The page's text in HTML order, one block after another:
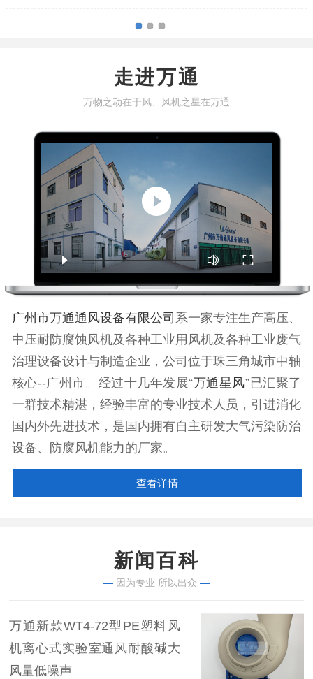
走进万通
— 万物之动在于风、风机之星在万通 —
广州市万通通风设备有限公司 系一家专注生产高压、
中压耐防腐蚀风机及各种工业用风机及各种工业废气
治理设备设计与制造企业，公司位于珠三角城市中轴
核心--广州市。经过十几年发展“万通星风”已汇聚了
一群技术精湛，经验丰富的专业技术人员，引进消化
国内外先进技术，是国内拥有自主研发大气污染防治
设备、防腐风机能力的厂家。
查看详情
新闻百科
— 因为专业 所以出众 —
万通新款WT4-72型PE塑料风
机离心式实验室通风耐酸碱大
风量低噪声